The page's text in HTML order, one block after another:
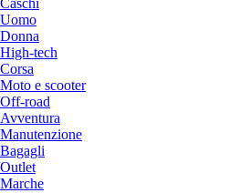
Caschi
Uomo
Donna
High-tech
Corsa
Moto e scooter
Off-road
Avventura
Manutenzione
Bagagli
Outlet
Marche